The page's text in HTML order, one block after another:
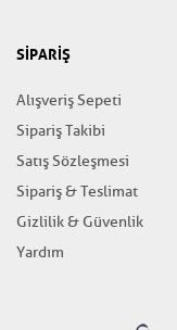
SİPARİŞ
Alışveriş Sepeti
Sipariş Takibi
Satış Sözleşmesi
Sipariş & Teslimat
Gizlilik & Güvenlik
Yardım